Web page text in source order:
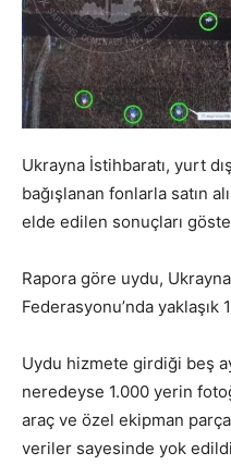
Ukrayna İstihbaratı, yurt
bağışlanan fonlarla satın
elde edilen sonuçları
Rapora göre uydu,
Federasyonu’nda
Uydu hizmete girdiği beş
neredeyse 1.000 yerin
araç ve özel ekipman
veriler sayesinde yok